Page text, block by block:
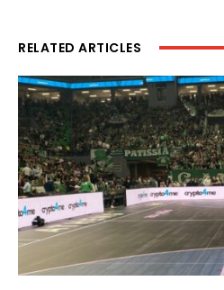
RELATED ARTICLES